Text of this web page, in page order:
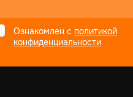
Ознакомлен с политикой
конфиденциальности